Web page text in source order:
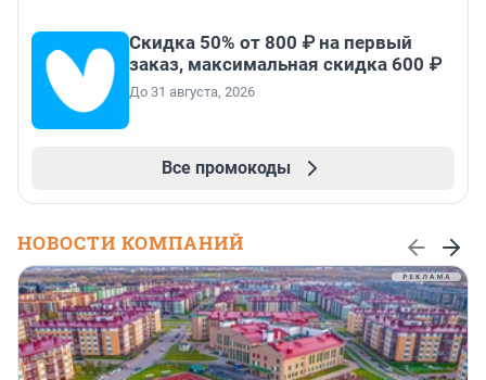
Скидка 50% от 800 ₽ на первый
заказ, максимальная скидка 600 ₽
До 31 августа, 2026
Все промокоды
НОВОСТИ КОМПАНИЙ